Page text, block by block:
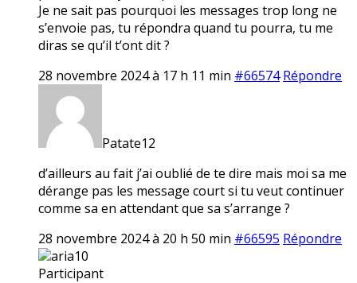
Je ne sait pas pourquoi les messages trop long ne
s’envoie pas, tu répondra quand tu pourra, tu me
diras se qu’il t’ont dit ?
28 novembre 2024 à 17 h 11 min #66574 Répondre
Patate12
d’ailleurs au fait j’ai oublié de te dire mais moi sa me
dérange pas les message court si tu veut continuer
comme sa en attendant que sa s’arrange ?
28 novembre 2024 à 20 h 50 min #66595 Répondre
aria10
Participant